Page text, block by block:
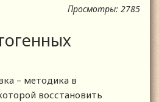
Просмотры: 2785
– методика в
восстановить